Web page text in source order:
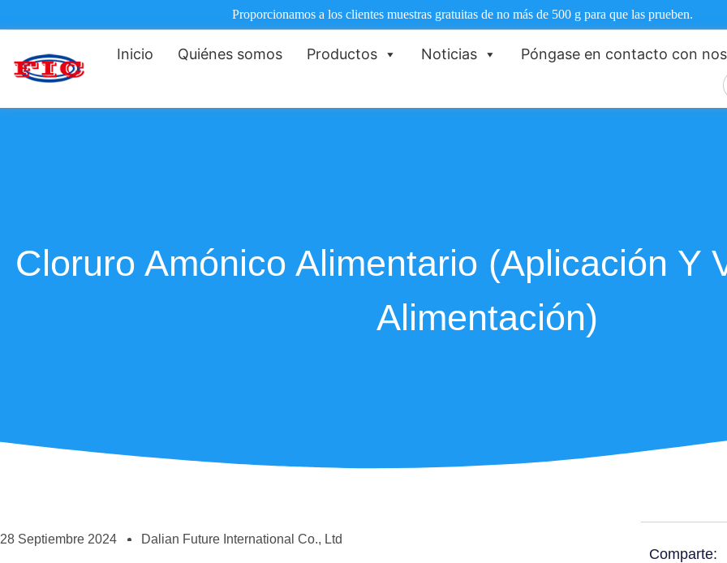
Proporcionamos a los clientes muestras gratuitas de no más de 500 g para que las prueben.
Inicio Quiénes somos Productos Noticias Póngase en contacto con
Cloruro Amónico Alimentario (Aplicación Y
Alimentación)
28 Septiembre 2024 Dalian Future International Co., Ltd
Comparte: